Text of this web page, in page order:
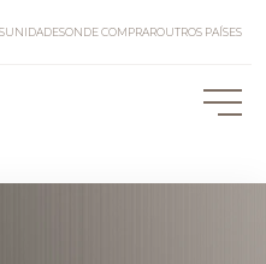
UNIDADESONDE COMPRAROUTROS PAÍSES